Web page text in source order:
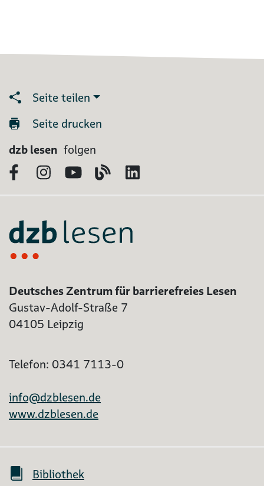
Seite teilen
Seite drucken
dzb lesen folgen
FacebookInstagram
YouTubeBlog
Deutsches Zentrum für barrierefreies Lesen
Gustav-Adolf-Straße 7
04105 Leipzig
Telefon: 0341 7113-0
info@dzblesen.de
www.dzblesen.de
Bibliothek